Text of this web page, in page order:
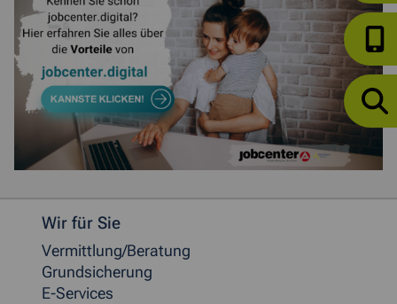
Weitere allgemeine Informationen
Wir für Sie
Vermittlung/Beratung
Grundsicherung
E-Services